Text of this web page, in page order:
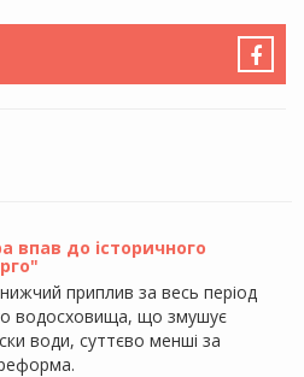
впав до історичного
приплив за весь період
водосховища, що змушує
води, суттєво менші за